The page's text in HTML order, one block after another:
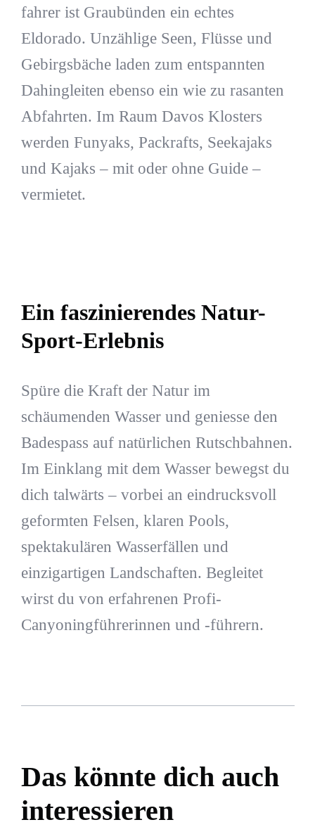
fahrer ist Graubünden ein echtes
Eldorado. Unzählige Seen, Flüsse und
Gebirgsbäche laden zum entspannten
Dahingleiten ebenso ein wie zu rasanten
Abfahrten. Im Raum Davos Klosters
werden Funyaks, Packrafts, Seekajaks
und Kajaks – mit oder ohne Guide –
vermietet.
Ein faszinierendes Natur-
Sport-Erlebnis
Spüre die Kraft der Natur im
schäumenden Wasser und geniesse den
Badespass auf natürlichen Rutschbahnen.
Im Einklang mit dem Wasser bewegst du
dich talwärts – vorbei an eindrucksvoll
geformten Felsen, klaren Pools,
spektakulären Wasserfällen und
einzigartigen Landschaften. Begleitet
wirst du von erfahrenen Profi-
Canyoningführerinnen und -führern.
Das könnte dich auch
interessieren